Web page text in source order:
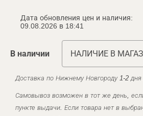
Дата обновления цен и наличия:
09.08.2026 в 18:41
В наличии НАЛИЧИЕ В
Доставка по Нижнему Новгороду 1-2 дня
Самовывоз возможен в тот же день,
пункте выдачи. Если товара нет в